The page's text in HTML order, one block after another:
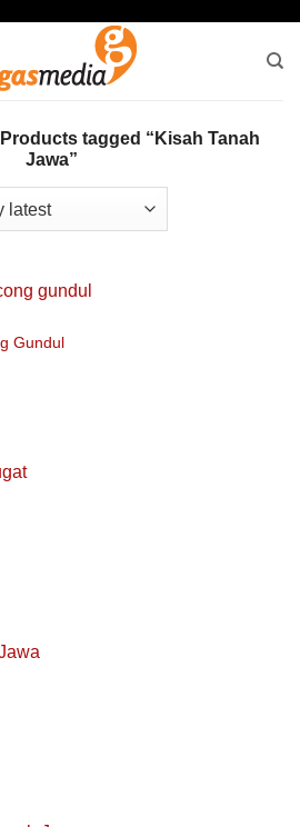
Products tagged “Kisah Tanah
Jawa”
Gundul